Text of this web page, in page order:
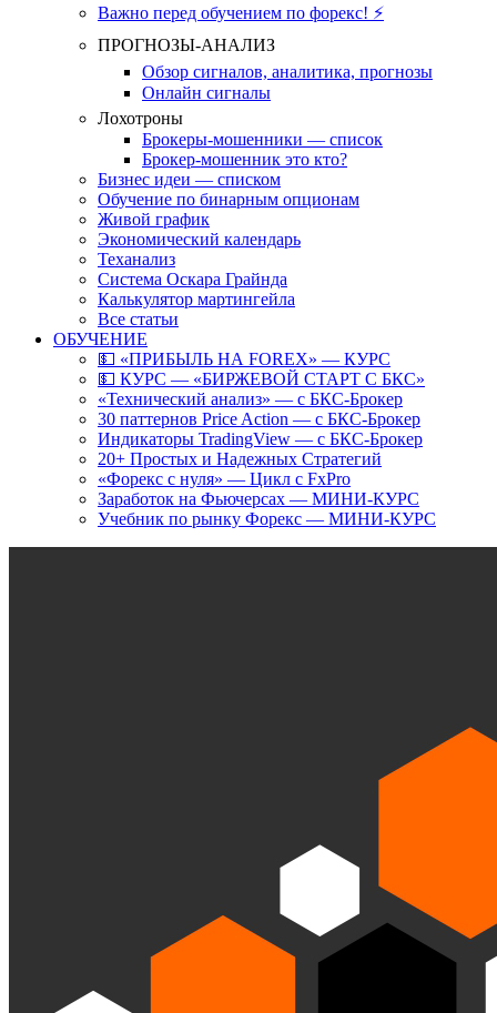
Важно перед обучением по форекс! ⚡
ПРОГНОЗЫ-АНАЛИЗ
Обзор сигналов, аналитика, прогнозы
Онлайн сигналы
Лохотроны
Брокеры-мошенники — список
Брокер-мошенник это кто?
Бизнес идеи — списком
Обучение по бинарным опционам
Живой график
Экономический календарь
Теханализ
Система Оскара Грайнда
Калькулятор мартингейла
Все статьи
ОБУЧЕНИЕ
💵 «ПРИБЫЛЬ НА FOREX» — КУРС
💵 КУРС — «БИРЖЕВОЙ СТАРТ С БКС»
«Технический анализ» — с БКС-Брокер
30 паттернов Price Action — с БКС-Брокер
Индикаторы TradingView — с БКС-Брокер
20+ Простых и Надежных Стратегий
«Форекс с нуля» — Цикл с FxPro
Заработок на Фьючерсах — МИНИ-КУРС
Учебник по рынку Форекс — МИНИ-КУРС